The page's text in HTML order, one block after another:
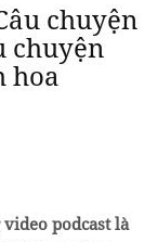
chuyện
chuyện
hoa
podcast là